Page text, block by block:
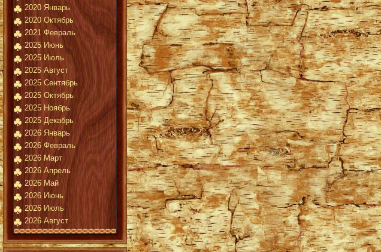
2020 Январь
2020 Октябрь
2021 Февраль
2025 Июнь
2025 Июль
2025 Август
2025 Сентябрь
2025 Октябрь
2025 Ноябрь
2025 Декабрь
2026 Январь
2026 Февраль
2026 Март
2026 Апрель
2026 Май
2026 Июнь
2026 Июль
2026 Август